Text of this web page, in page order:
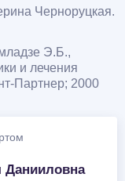
Черноруцкая.
Э.Б.,
и лечения
Партнер; 2000
Данииловна